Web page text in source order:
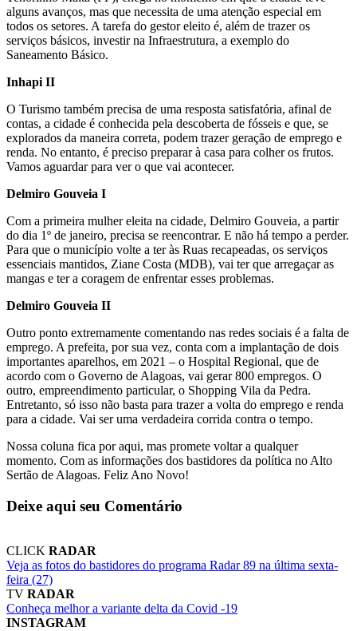
alguns avanços, mas que necessita de uma atenção especial em
todos os setores. A tarefa do gestor eleito é, além de trazer os
serviços básicos, investir na Infraestrutura, a exemplo do
Saneamento Básico.
Inhapi II
O Turismo também precisa de uma resposta satisfatória, afinal de
contas, a cidade é conhecida pela descoberta de fósseis e que, se
explorados da maneira correta, podem trazer geração de emprego e
renda. No entanto, é preciso preparar à casa para colher os frutos.
Vamos aguardar para ver o que vai acontecer.
Delmiro Gouveia I
Com a primeira mulher eleita na cidade, Delmiro Gouveia, a partir
do dia 1º de janeiro, precisa se reencontrar. E não há tempo a perder.
Para que o município volte a ter às Ruas recapeadas, os serviços
essenciais mantidos, Ziane Costa (MDB), vai ter que arregaçar as
mangas e ter a coragem de enfrentar esses problemas.
Delmiro Gouveia II
Outro ponto extremamente comentando nas redes sociais é a falta de
emprego. A prefeita, por sua vez, conta com a implantação de dois
importantes aparelhos, em 2021 – o Hospital Regional, que de
acordo com o Governo de Alagoas, vai gerar 800 empregos. O
outro, empreendimento particular, o Shopping Vila da Pedra.
Entretanto, só isso não basta para trazer a volta do emprego e renda
para a cidade. Vai ser uma verdadeira corrida contra o tempo.
Nossa coluna fica por aqui, mas promete voltar a qualquer
momento. Com as informações dos bastidores da política no Alto
Sertão de Alagoas. Feliz Ano Novo!
Deixe aqui seu Comentário
CLICK RADAR
Veja as fotos do bastidores do programa Radar 89 na última sexta-
feira (27)
TV RADAR
Conheça melhor a variante delta da Covid -19
INSTAGRAM